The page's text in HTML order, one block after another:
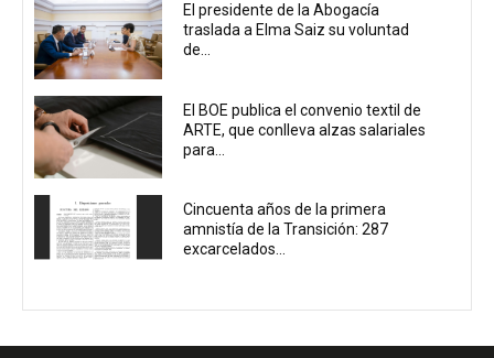
El presidente de la Abogacía
traslada a Elma Saiz su voluntad
de...
El BOE publica el convenio textil de
ARTE, que conlleva alzas salariales
para...
Cincuenta años de la primera
amnistía de la Transición: 287
excarcelados...